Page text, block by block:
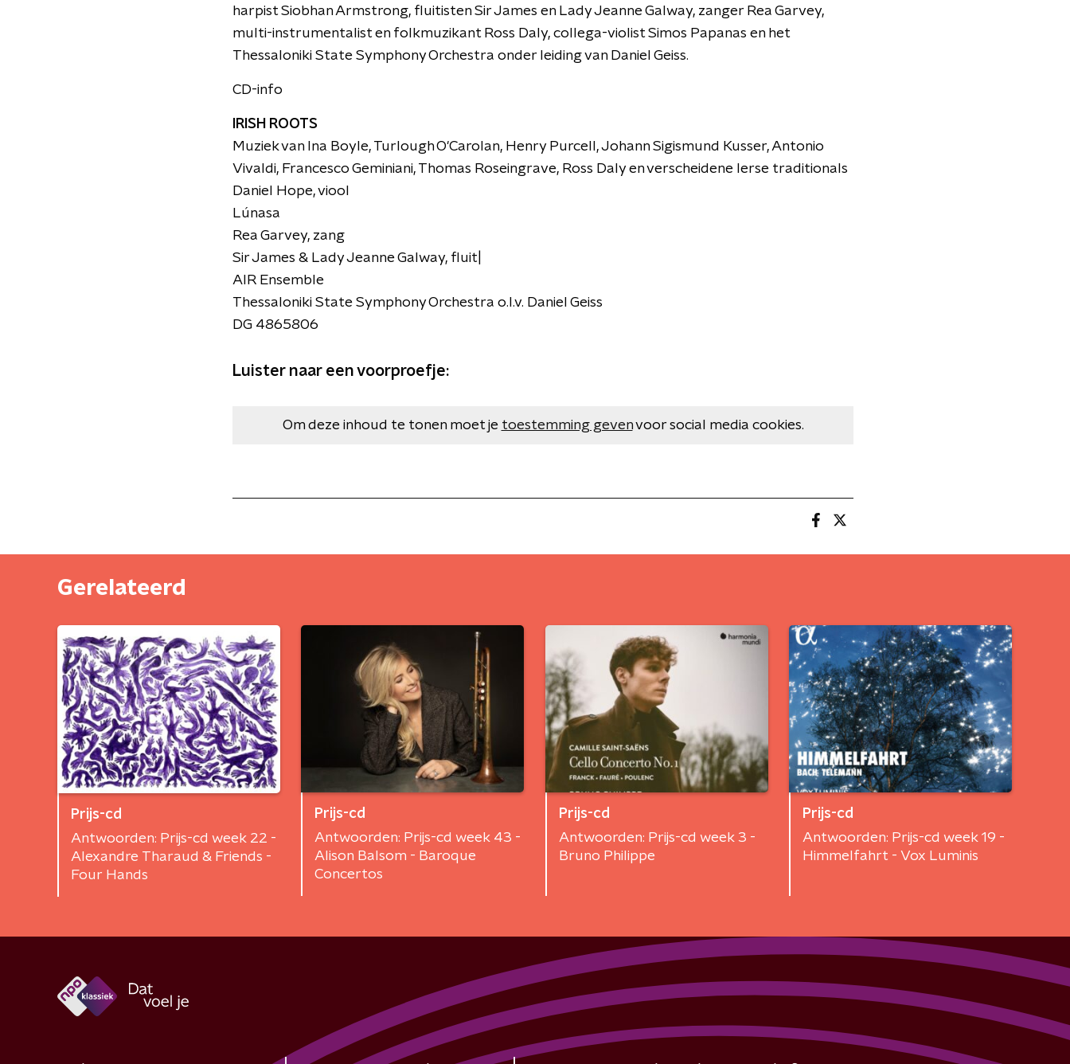
harpist Siobhan Armstrong, fluitisten Sir James en Lady Jeanne Galway, zanger Rea Garvey,
multi-instrumentalist en folkmuzikant Ross Daly, collega-violist Simos Papanas en het
Thessaloniki State Symphony Orchestra onder leiding van Daniel Geiss.
CD-info
IRISH ROOTS
Muziek van Ina Boyle, Turlough O'Carolan, Henry Purcell, Johann Sigismund Kusser, Antonio
Vivaldi, Francesco Geminiani, Thomas Roseingrave, Ross Daly en verscheidene Ierse traditionals
Daniel Hope, viool
Lúnasa
Rea Garvey, zang
Sir James & Lady Jeanne Galway, fluit|
AIR Ensemble
Thessaloniki State Symphony Orchestra o.l.v. Daniel Geiss
DG 4865806
Luister naar een voorproefje:
Om deze inhoud te tonen moet je toestemming gevenvoor social media cookies.
Gerelateerd
Prijs-cd
Antwoorden: Prijs-cd week 22 -
Alexandre Tharaud & Friends -
Four Hands
Prijs-cd
Antwoorden: Prijs-cd week 43 -
Alison Balsom - Baroque
Concertos
Prijs-cd
Antwoorden: Prijs-cd week 3 -
Bruno Philippe
Prijs-cd
Antwoorden: Prijs-cd week 19 -
Himmelfahrt - Vox Luminis